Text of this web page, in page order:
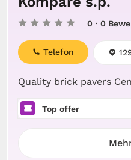
0 · 0
Quality brick pavers
Telefon
Top offer